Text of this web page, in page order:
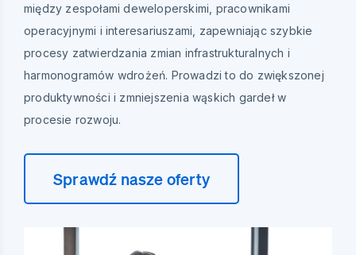
między zespołami deweloperskimi, pracownikami
operacyjnymi i interesariuszami, zapewniając szybkie
procesy zatwierdzania zmian infrastrukturalnych i
harmonogramów wdrożeń. Prowadzi to do zwiększonej
produktywności i zmniejszenia wąskich gardeł w
procesie rozwoju.
Sprawdź nasze oferty